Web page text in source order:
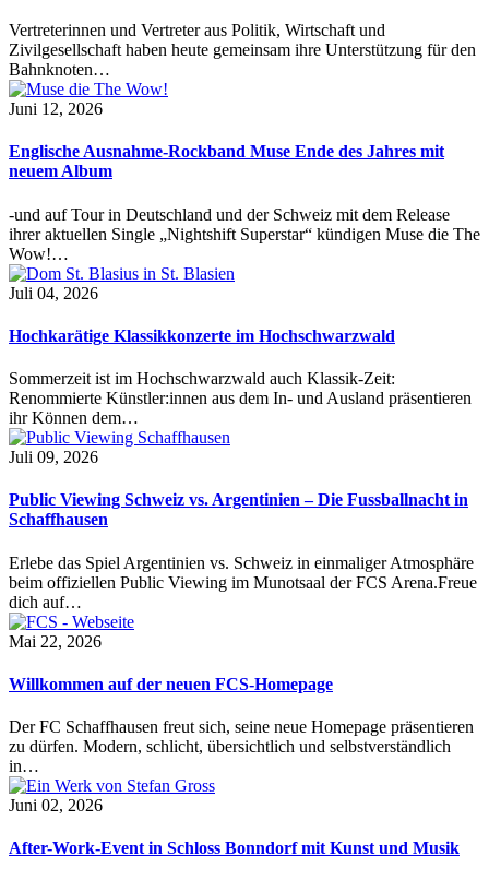
Vertreterinnen und Vertreter aus Politik, Wirtschaft und
Zivilgesellschaft haben heute gemeinsam ihre Unterstützung für den
Bahnknoten…
Juni 12, 2026
Englische Ausnahme-Rockband Muse Ende des Jahres mit
neuem Album
-und auf Tour in Deutschland und der Schweiz mit dem Release
ihrer aktuellen Single „Nightshift Superstar“ kündigen Muse die The
Wow!…
Juli 04, 2026
Hochkarätige Klassikkonzerte im Hochschwarzwald
Sommerzeit ist im Hochschwarzwald auch Klassik-Zeit:
Renommierte Künstler:innen aus dem In- und Ausland präsentieren
ihr Können dem…
Juli 09, 2026
Public Viewing Schweiz vs. Argentinien – Die Fussballnacht in
Schaffhausen
Erlebe das Spiel Argentinien vs. Schweiz in einmaliger Atmosphäre
beim offiziellen Public Viewing im Munotsaal der FCS Arena.Freue
dich auf…
Mai 22, 2026
Willkommen auf der neuen FCS-Homepage
Der FC Schaffhausen freut sich, seine neue Homepage präsentieren
zu dürfen. Modern, schlicht, übersichtlich und selbstverständlich
in…
Juni 02, 2026
After-Work-Event in Schloss Bonndorf mit Kunst und Musik